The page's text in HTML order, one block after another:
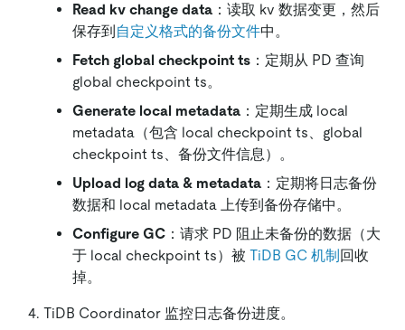
Read kv change data ：读取 kv 数据变更，然后
保存到自定义格式的备份文件中。
Fetch global checkpoint ts ：定期从 PD 查询
global checkpoint ts。
Generate local metadata ：定期生成 local
metadata（包含 local checkpoint ts、global
checkpoint ts、备份文件信息）。
Upload log data & metadata ：定期将日志备份
数据和 local metadata 上传到备份存储中。
Configure GC ：请求 PD 阻止未备份的数据（大
于 local checkpoint ts）被 TiDB GC 机制回收
掉。
TiDB Coordinator 监控日志备份进度。